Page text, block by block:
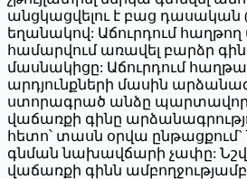
անցկացվելու է բաց դասական
եղանակով: Աճուրդում
համարվում առավել բարձր
մասնակիցը: Աճուրդում
արդյունքների մասին
ստորագրած անձը պարտավոր
վաճառքի գինը
հետո՝ տասն օրվա ընթացքում`
գնման նախավճարի չափը:
վաճառքի գինն ամբողջությամբ